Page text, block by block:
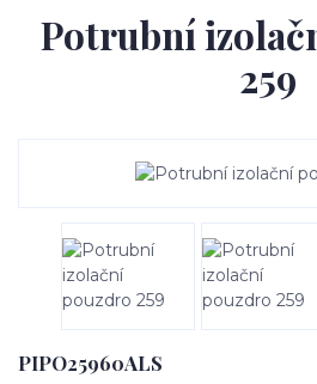
Potrubní
259
PIPO25960ALS